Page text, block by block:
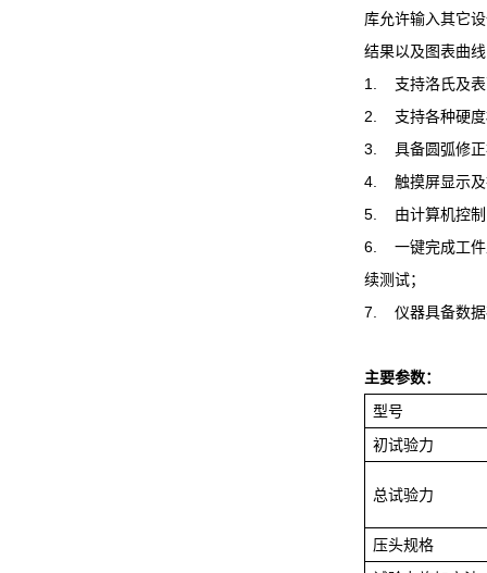
库允许输入其它
结果以及图表曲
1. 支持洛氏及表
2. 支持各种硬度
3. 具备圆弧修正
4. 触摸屏显示及
5. 由计算机控制
6. 一键完成工件
续测试；
7. 仪器具备数据
主要参数：
型号
初试验力
总试验力
压头规格